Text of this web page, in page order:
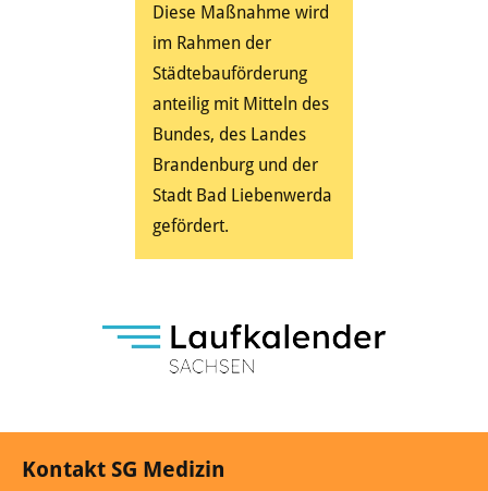
Diese Maßnahme wird
im Rahmen der
Städtebauförderung
anteilig mit Mitteln des
Bundes, des Landes
Brandenburg und der
Stadt Bad Liebenwerda
gefördert.
Kontakt SG Medizin